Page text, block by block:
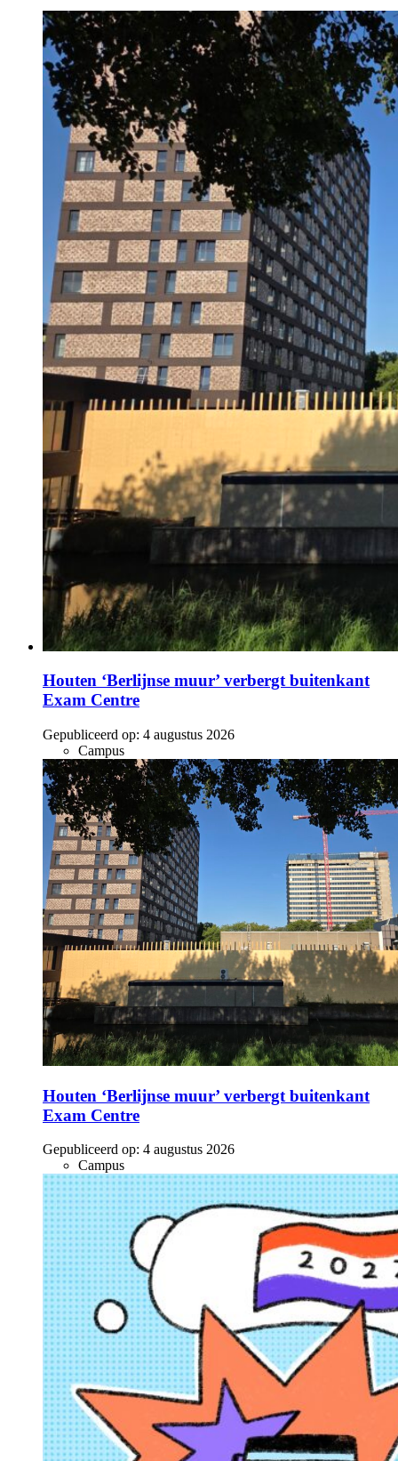
Houten ‘Berlijnse muur’ verbergt buitenkant
Exam Centre
Gepubliceerd op: 4 augustus 2026
Campus
Houten ‘Berlijnse muur’ verbergt buitenkant
Exam Centre
Gepubliceerd op: 4 augustus 2026
Campus